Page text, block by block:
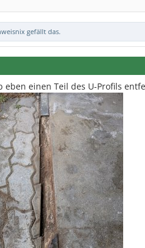
gefällt das.
eben einen Teil des U-Profils